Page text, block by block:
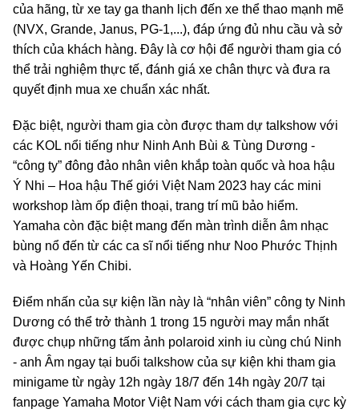
của hãng, từ xe tay ga thanh lịch đến xe thể thao mạnh mẽ
(NVX, Grande, Janus, PG-1,...), đáp ứng đủ nhu cầu và sở
thích của khách hàng. Đây là cơ hội để người tham gia có
thể trải nghiệm thực tế, đánh giá xe chân thực và đưa ra
quyết định mua xe chuẩn xác nhất.
Đặc biệt, người tham gia còn được tham dự talkshow với
các KOL nổi tiếng như Ninh Anh Bùi & Tùng Dương -
“công ty” đông đảo nhân viên khắp toàn quốc và hoa hậu
Ý Nhi – Hoa hậu Thế giới Việt Nam 2023 hay các mini
workshop làm ốp điện thoại, trang trí mũ bảo hiểm.
Yamaha còn đặc biệt mang đến màn trình diễn âm nhạc
bùng nổ đến từ các ca sĩ nổi tiếng như Noo Phước Thịnh
và Hoàng Yến Chibi.
Điểm nhấn của sự kiện lần này là “nhân viên” công ty Ninh
Dương có thể trở thành 1 trong 15 người may mắn nhất
được chụp những tấm ảnh polaroid xinh iu cùng chú Ninh
- anh Âm ngay tại buổi talkshow của sự kiện khi tham gia
minigame từ ngày 12h ngày 18/7 đến 14h ngày 20/7 tại
fanpage Yamaha Motor Việt Nam với cách tham gia cực kỳ